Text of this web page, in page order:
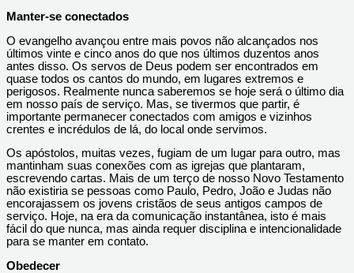
Manter-se conectados
O evangelho avançou entre mais povos não alcançados nos
últimos vinte e cinco anos do que nos últimos duzentos anos
antes disso. Os servos de Deus podem ser encontrados em
quase todos os cantos do mundo, em lugares extremos e
perigosos. Realmente nunca saberemos se hoje será o último dia
em nosso país de serviço. Mas, se tivermos que partir, é
importante permanecer conectados com amigos e vizinhos
crentes e incrédulos de lá, do local onde servimos.
Os apóstolos, muitas vezes, fugiam de um lugar para outro, mas
mantinham suas conexões com as igrejas que plantaram,
escrevendo cartas. Mais de um terço de nosso Novo Testamento
não existiria se pessoas como Paulo, Pedro, João e Judas não
encorajassem os jovens cristãos de seus antigos campos de
serviço. Hoje, na era da comunicação instantânea, isto é mais
fácil do que nunca, mas ainda requer disciplina e intencionalidade
para se manter em contato.
Obedecer